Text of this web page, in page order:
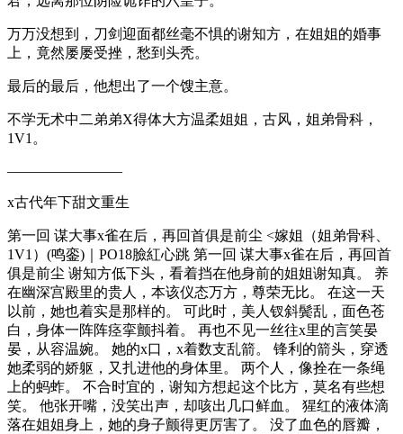
万万没想到，刀剑迎面都丝毫不惧的谢知方，在姐姐的婚事
上，竟然屡屡受挫，愁到头秃。
最后的最后，他想出了一个馊主意。
不学无术中二弟弟X得体大方温柔姐姐，古风，姐弟骨科，
1V1。
————————
x古代年下甜文重生
第一回 谋大事x雀在后，再回首俱是前尘 <嫁姐（姐弟骨科、
1V1）(鸣銮)｜PO18臉紅心跳 第一回 谋大事x雀在后，再回首
俱是前尘 谢知方低下头，看着挡在他身前的姐姐谢知真。 养
在幽深宫殿里的贵人，本该仪态万方，尊荣无比。 在这一天
以前，她也着实是那样的。 可此时，美人钗斜鬓乱，面色苍
白，身体一阵阵痉挛颤抖着。 再也不见一丝往x里的言笑晏
晏，从容温婉。 她的x口，x着数支乱箭。 锋利的箭头，穿透
她柔弱的娇躯，又扎进他的身体里。 两个人，像拴在一条绳
上的蚂蚱。 不合时宜的，谢知方想起这个比方，莫名有些想
笑。 他张开嘴，没笑出声，却咳出几口鲜血。 猩红的液体滴
落在姐姐身上，她的身子颤得更厉害了。 没了血色的唇瓣，